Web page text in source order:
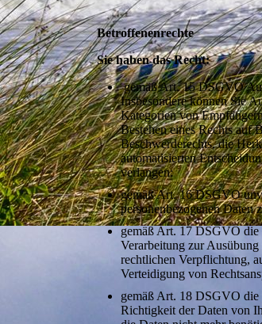
Betroffenenrechte
Sie haben das Recht:
gemäß Art. 15 DSGVO
Insbesondere können Sie
Kategorien von
Bestehen eines Rechts auf
Beschwerderechts, die
automatisierten
verlangen:
gemäß Art. 16 DSGVO
personenbezogenen Daten
gemäß Art. 17 DSGVO die
Verarbeitung zur
rechtlichen Verpflichtung,
Verteidigung von
gemäß Art. 18 DSGVO die
Richtigkeit der Daten von